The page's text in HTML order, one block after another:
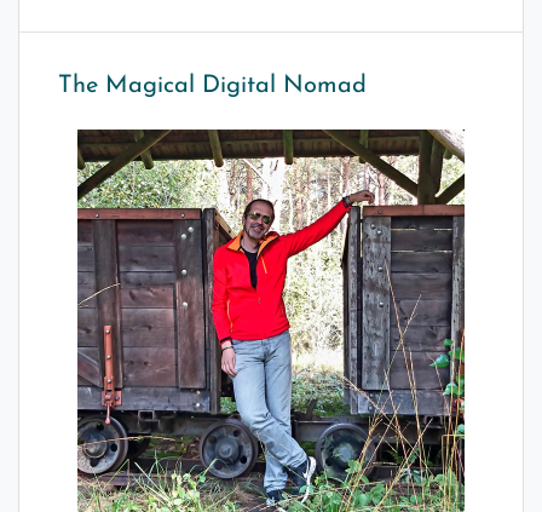
The Magical Digital Nomad